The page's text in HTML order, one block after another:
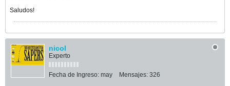
Saludos!
nicol
Experto
Fecha de Ingreso: may Mensajes: 326